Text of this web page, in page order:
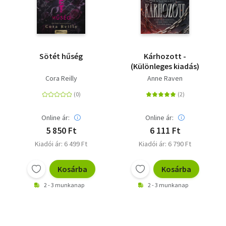
Sötét hűség
Cora Reilly
Online ár:
5 850 Ft
Kiadói ár: 6 499 Ft
Kosárba
2 - 3 munkanap
Kárhozott -
(Különleges kiadás)
Anne Raven
Online ár:
6 111 Ft
Kiadói ár: 6 790 Ft
Kosárba
2 - 3 munkanap